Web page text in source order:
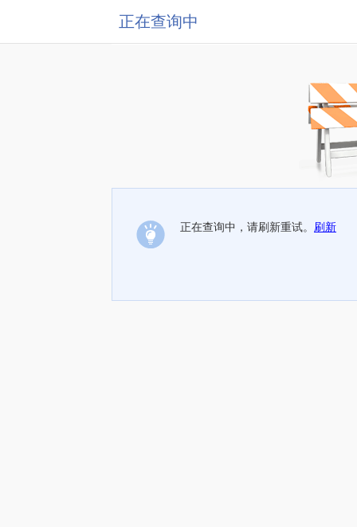
正在查询中
正在查询中，请刷新重试。 刷新